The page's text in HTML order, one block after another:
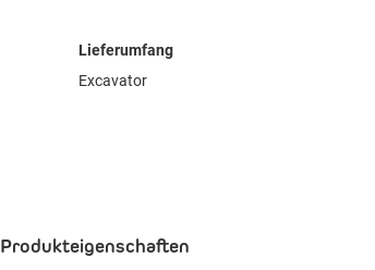
Lieferumfang
Excavator
Produkteigenschaften